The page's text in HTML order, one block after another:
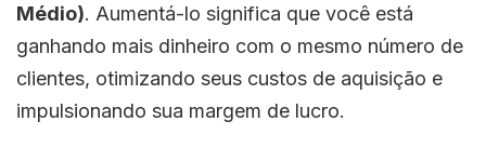
Médio). Aumentá-lo significa que você está
ganhando mais dinheiro com o mesmo número de
clientes, otimizando seus custos de aquisição e
impulsionando sua margem de lucro.